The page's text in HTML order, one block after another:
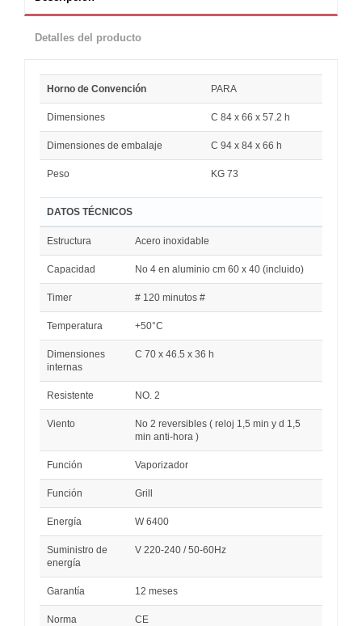
Detalles del producto
Horno de Convención PARA
Dimensiones C 84 x 66 x 57.2 h
Dimensiones de embalaje C 94 x 84 x 66 h
Peso KG 73
DATOS TÉCNICOS
Estructura Acero inoxidable
Capacidad No 4 en aluminio cm 60 x 40 (incluido)
Timer # 120 minutos #
Temperatura +50°C
Dimensiones
internas
C 70 x 46.5 x 36 h
Resistente NO. 2
Viento
No 2 reversibles ( reloj 1,5 min y d 1,5
min anti-hora )
Función Vaporizador
Función Grill
Energía W 6400
Suministro de
energía
V 220-240 / 50-60Hz
Garantía 12 meses
Norma CE